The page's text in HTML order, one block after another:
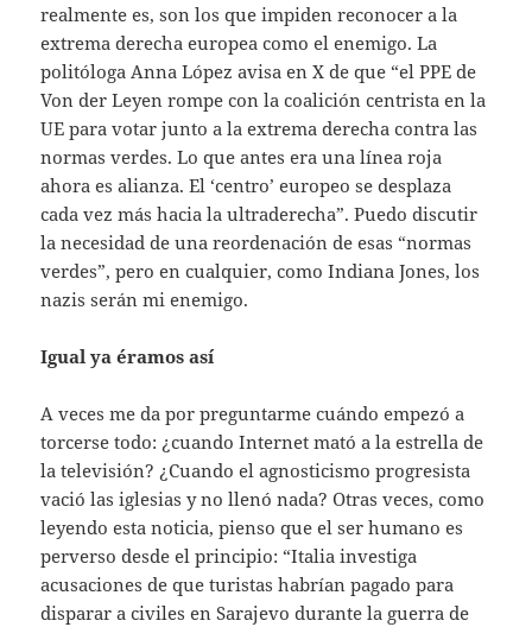
realmente es, son los que impiden reconocer a la
extrema derecha europea como el enemigo. La
politóloga Anna López avisa en X de que “el PPE de
Von der Leyen rompe con la coalición centrista en la
UE para votar junto a la extrema derecha contra las
normas verdes. Lo que antes era una línea roja
ahora es alianza. El ‘centro’ europeo se desplaza
cada vez más hacia la ultraderecha”. Puedo discutir
la necesidad de una reordenación de esas “normas
verdes”, pero en cualquier, como Indiana Jones, los
nazis serán mi enemigo.
Igual ya éramos así
A veces me da por preguntarme cuándo empezó a
torcerse todo: ¿cuando Internet mató a la estrella de
la televisión? ¿Cuando el agnosticismo progresista
vació las iglesias y no llenó nada? Otras veces, como
leyendo esta noticia, pienso que el ser humano es
perverso desde el principio: “Italia investiga
acusaciones de que turistas habrían pagado para
disparar a civiles en Sarajevo durante la guerra de